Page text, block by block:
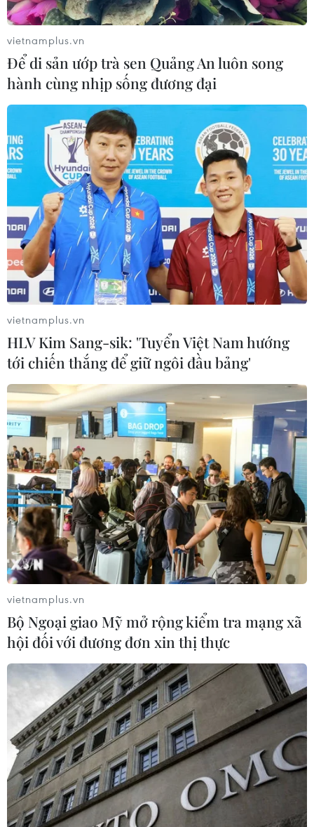
Nâng cao 'sức đề kháng' trước các luận
điệu xuyên tạc, phá hoại
10/08/2023 08:53
Theo Trưởng Ban Tuyên giáo TW, Ngày hội Toàn dân
Bảo vệ An ninh Tổ quốc góp phần củng cố niềm tin của
nhân dân với Đảng, nâng cao "sức đề kháng" của nhân
dân trước các luận điệu xuyên tạc, phá hoại.
vietnamplus.vn
Để di sản ướp trà sen Quảng An luôn song
hành cùng nhịp sống đương đại
vietnamplus.vn
HLV Kim Sang-sik: 'Tuyển Việt Nam hướng
tới chiến thắng để giữ ngôi đầu bảng'
vietnamplus.vn
Bộ Ngoại giao Mỹ mở rộng kiểm tra mạng xã
hội đối với đương đơn xin thị thực